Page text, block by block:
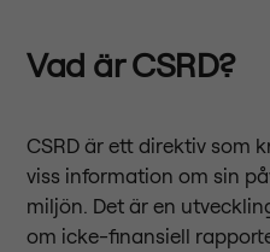
Vad är CSRD?
CSRD är ett direktiv som
viss information om sin
miljön. Det är en
om icke-finansiell